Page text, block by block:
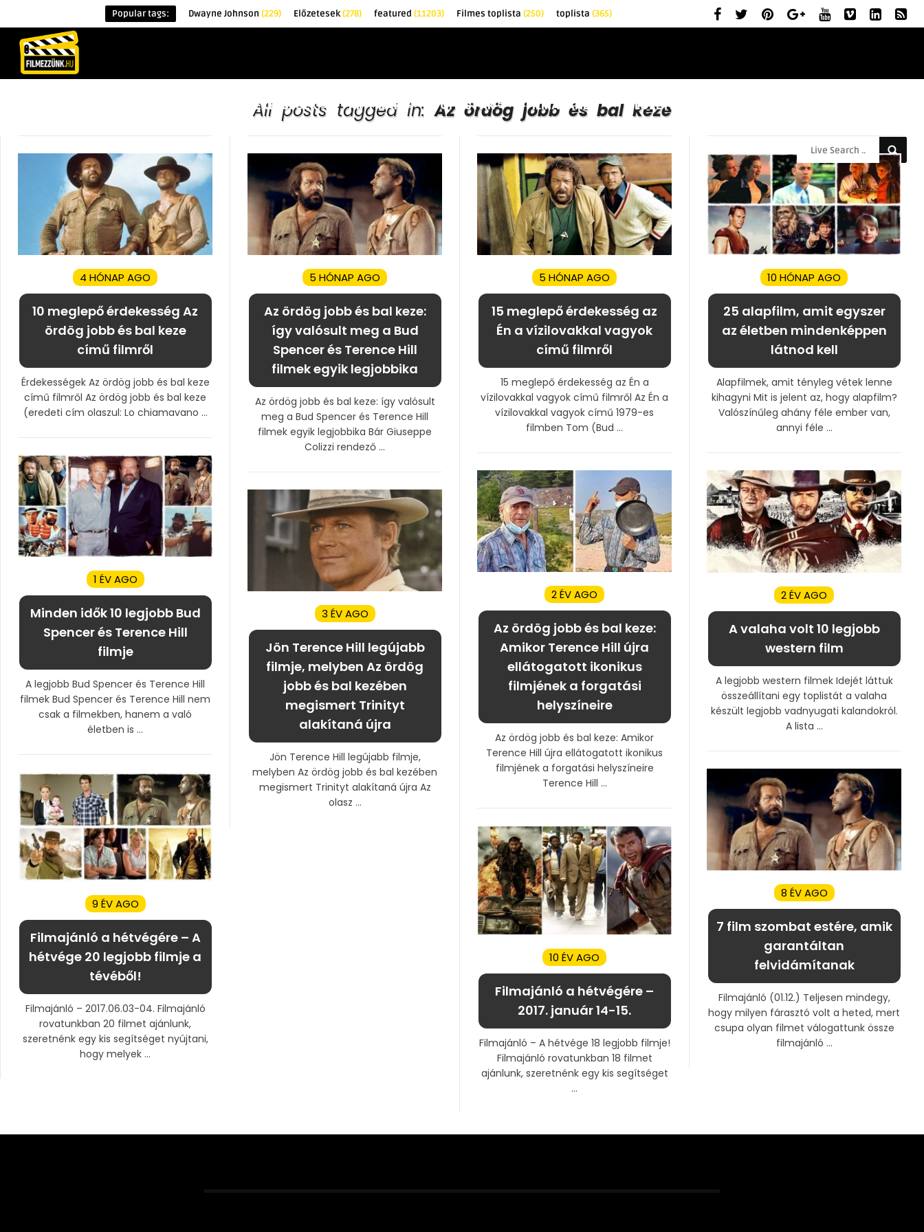
Popular tags: Dwayne Johnson (229) Előzetesek(278) featured (11203) Filmes toplista (250) toplista (365)
ÉRDEKESSÉGEK KRITIKÁK TOPLISTÁK FILMAJÁNLÓ ELŐZETESEK
All posts tagged in:Az ördög jobb és bal keze
4 HÓNAP AGO
10 meglepő érdekesség Az
ördög jobb és bal keze
című filmről
Érdekességek Az ördög jobb és bal keze
című filmről Az ördög jobb és bal keze
(eredeti cím olaszul: Lo chiamavano ...
5 HÓNAP AGO
Az ördög jobb és bal keze:
így valósult meg a Bud
Spencer és Terence Hill
filmek egyik legjobbika
Az ördög jobb és bal keze: így valósult
meg a Bud Spencer és Terence Hill
filmek egyik legjobbika Bár Giuseppe
Colizzi rendező ...
5 HÓNAP AGO
15 meglepő érdekesség az
Én a vízilovakkal vagyok
című filmről
15 meglepő érdekesség az Én a
vízilovakkal vagyok című filmről Az Én a
vízilovakkal vagyok című 1979-es
filmben Tom (Bud ...
10 HÓNAP AGO
25 alapfilm, amit egyszer
az életben mindenképpen
látnod kell
Alapfilmek, amit tényleg vétek lenne
kihagyni Mit is jelent az, hogy alapfilm?
Valószínűleg ahány féle ember van,
annyi féle ...
1 ÉV AGO
Minden idők 10 legjobb Bud
Spencer és Terence Hill
filmje
A legjobb Bud Spencer és Terence Hill
filmek Bud Spencer és Terence Hill nem
csak a filmekben, hanem a való
életben is ...
2 ÉV AGO
Az ördög jobb és bal keze:
Amikor Terence Hill újra
ellátogatott ikonikus
filmjének a forgatási
helyszíneire
Az ördög jobb és bal keze: Amikor
Terence Hill újra ellátogatott ikonikus
filmjének a forgatási helyszíneire
Terence Hill ...
2 ÉV AGO
A valaha volt 10 legjobb
western film
A legjobb western filmek Idejét láttuk
összeállítani egy toplistát a valaha
készült legjobb vadnyugati kalandokról.
A lista ...
3 ÉV AGO
Jön Terence Hill legújabb
filmje, melyben Az ördög
jobb és bal kezében
megismert Trinityt
alakítaná újra
Jön Terence Hill legújabb filmje,
melyben Az ördög jobb és bal kezében
megismert Trinityt alakítaná újra Az
olasz ...
8 ÉV AGO
7 film szombat estére, amik
garantáltan
felvidámítanak
Filmajánló (01.12.) Teljesen mindegy,
hogy milyen fárasztó volt a heted, mert
csupa olyan filmet válogattunk össze
filmajánló ...
9 ÉV AGO
Filmajánló a hétvégére – A
hétvége 20 legjobb filmje a
tévéből!
Filmajánló – 2017.06.03-04. Filmajánló
rovatunkban 20 filmet ajánlunk,
szeretnénk egy kis segítséget nyújtani,
hogy melyek ...
10 ÉV AGO
Filmajánló a hétvégére –
2017. január 14-15.
Filmajánló – A hétvége 18 legjobb filmje!
Filmajánló rovatunkban 18 filmet
ajánlunk, szeretnénk egy kis segítséget
...